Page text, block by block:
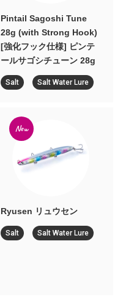
Pintail Sagoshi Tune
28g (with Strong Hook)
[強化フック仕様] ピンテ
ールサゴシチューン 28g
Salt Salt Water Lure
New
Ryusen リュウセン
Salt Salt Water Lure